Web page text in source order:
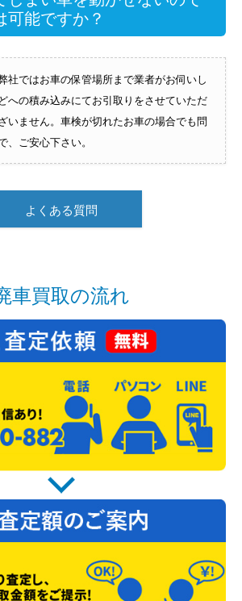
可能ですか？
社ではお車の保管場所まで業者がお伺いし
への積み込みにてお引取りをさせていただ
いません。車検が切れたお車の場合でも問
、ご安心下さい。
よくある質問
車買取の流れ